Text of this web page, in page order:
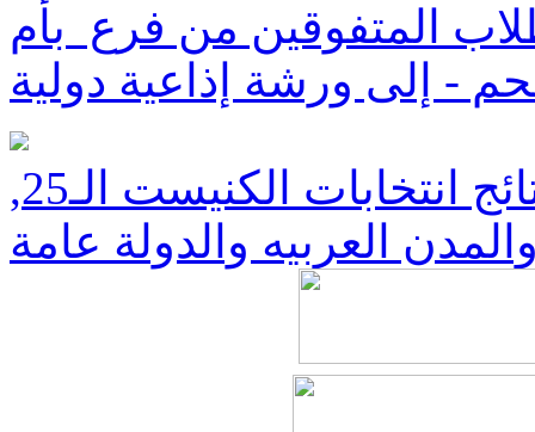
المتفوقين من فرع بأم
- إلى ورشة إذاعية دولية
محتلن نهائياً - المدار ينشر نتائج انتخابات الكنيست الـ25,
العربيه والدولة عامة